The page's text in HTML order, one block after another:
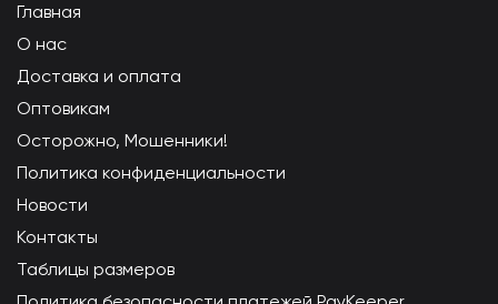
Главная
О нас
Доставка и оплата
Оптовикам
Осторожно, Мошенники!
Политика конфиденциальности
Новости
Контакты
Таблицы размеров